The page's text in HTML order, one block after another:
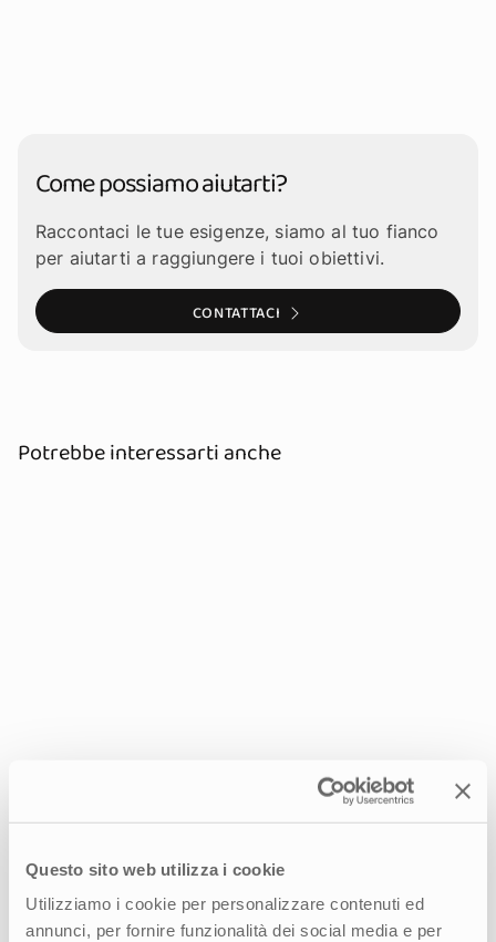
Questo sito web utilizza i cookie
Utilizziamo i cookie per personalizzare contenuti ed
annunci, per fornire funzionalità dei social media e per
Come possiamo aiutarti?
Raccontaci le tue esigenze, siamo al tuo fianco
per aiutarti a raggiungere i tuoi obiettivi.
CONTATTACI
Potrebbe interessarti anche
Nuovo posizionamento ed ecosistema
digitale per un’esperienza di credito